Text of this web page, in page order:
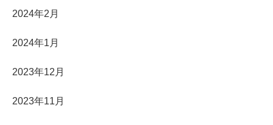
2024年2月
2024年1月
2023年12月
2023年11月